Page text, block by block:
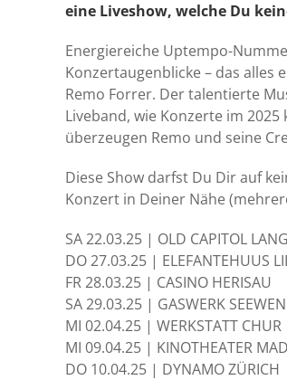
eine Liveshow, welche Du
Energiereiche Uptempo-
Konzertaugenblicke – das alles
Remo Forrer. Der talentierte
Liveband, wie Konzerte im
überzeugen Remo und seine
Diese Show darfst Du Dir auf
Konzert in Deiner Nähe
SA 22.03.25 | OLD CAPITOL
DO 27.03.25 | ELEFANTEHUUS
FR 28.03.25 | CASINO HERISAU
SA 29.03.25 | GASWERK SEEWEN
MI 02.04.25 | WERKSTATT CHUR
MI 09.04.25 | KINOTHEATER
DO 10.04.25 | DYNAMO ZÜRICH